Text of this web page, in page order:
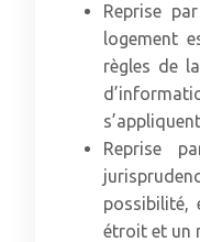
Reprise
logement
règles de
Reprise
possibilité,
étroit et un